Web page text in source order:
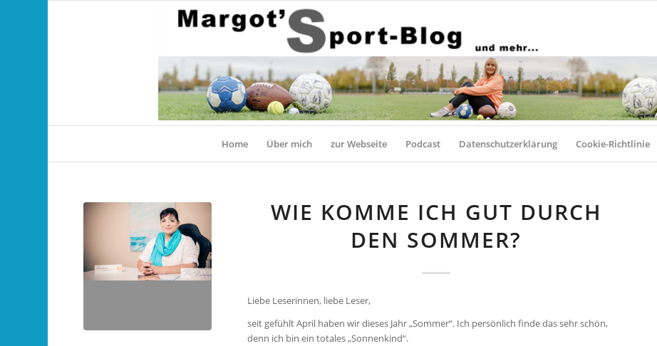
Home Über mich zur Webseite Podcast Datenschutzerklärung Cookie-Richtlinie
WIE KOMME ICH GUT DURCH
DEN SOMMER?
Liebe Leserinnen, liebe Leser,
seit gefühlt April haben wir dieses Jahr „Sommer“. Ich persönlich finde das sehr schön,
denn ich bin ein totales „Sonnenkind“.